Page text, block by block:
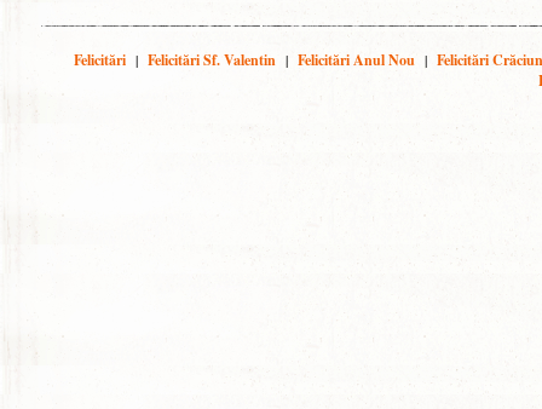
Felicitări | Felicitări Sf. Valentin | Felicitări Anul Nou | Felicitări